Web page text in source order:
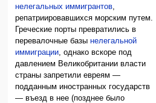
нелегальных иммигрантов
репатриировавшихся морским путем.
Греческие порты превратились в
перевалочные базынелегальной
иммиграции , однако вскоре под
давлением Великобритании власти
страны запретили евреям —
подданным иностранных государств
— въезд в нее (позднее было